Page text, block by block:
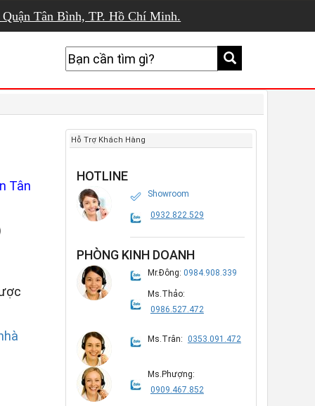
Tân Bình, TP. Hồ Chí Minh.
Tân
Hỗ Trợ Khách Hàng
HOTLINE
Showroom
0932.822.529
PHÒNG KINH DOANH
Mr.Đông: 0984.908.339
Ms.Thảo:
0986.527.472
Ms.Trân: 0353.091.472
Ms.Phượng:
0909.467.852